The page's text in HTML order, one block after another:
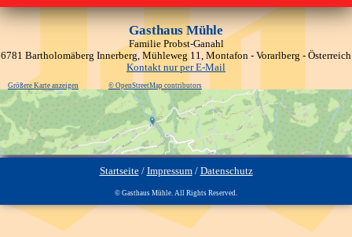
Gasthaus Mühle
Familie Probst-Ganahl
6781 Bartholomäberg Innerberg, Mühleweg 11, Montafon - Vorarlberg - Österreich
Kontakt nur per E-Mail
Größere Karte anzeigen © OpenStreetMap contributors
Startseite/ Impressum/ Datenschutz
© Gasthaus Mühle. All Rights Reserved.